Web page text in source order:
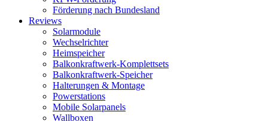
Förderung nach Bundesland
Reviews
Solarmodule
Wechselrichter
Heimspeicher
Balkonkraftwerk-Komplettsets
Balkonkraftwerk-Speicher
Halterungen & Montage
Powerstations
Mobile Solarpanels
Wallboxen